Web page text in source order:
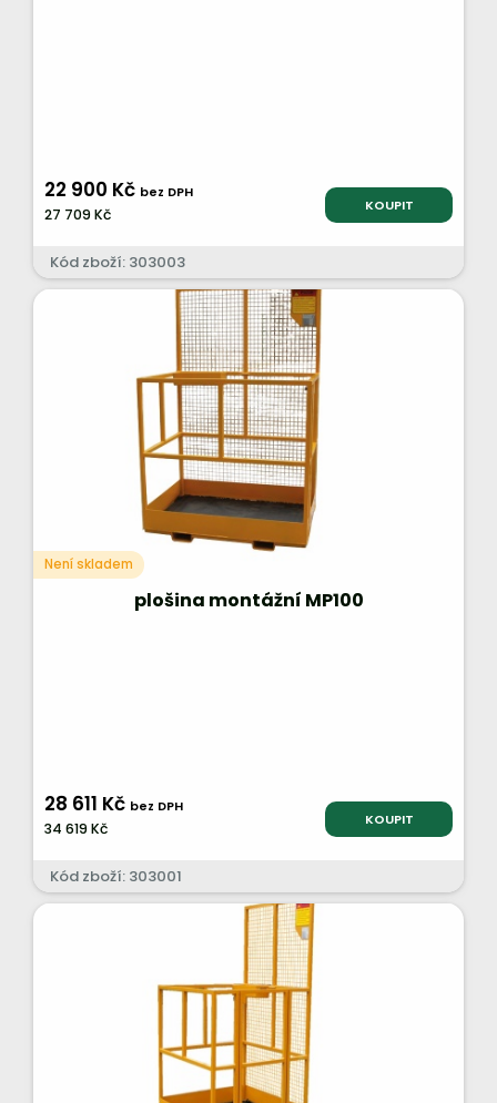
22 900 Kč bez DPH
27 709 Kč KOUPIT
Kód zboží: 303003
Není skladem
plošina montážní MP100
28 611 Kč bez DPH
34 619 Kč KOUPIT
Kód zboží: 303001